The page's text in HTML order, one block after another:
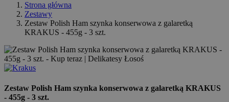
Strona główna
Zestawy
Zestaw Polish Ham szynka konserwowa z galaretką
KRAKUS - 455g - 3 szt.
Zestaw Polish Ham szynka konserwowa z galaretką KRAKUS
- 455g - 3 szt.